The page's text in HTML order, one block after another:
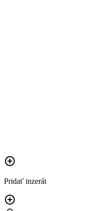
Pridať inzerát